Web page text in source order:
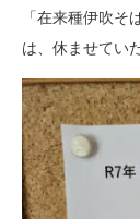
「在来種伊吹そ
は、休ませてい